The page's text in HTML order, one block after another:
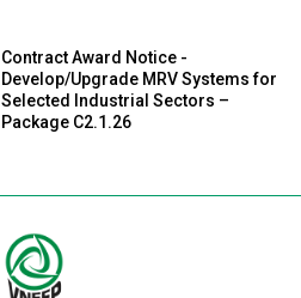
Contract Award Notice -
Develop/Upgrade MRV Systems for
Selected Industrial Sectors –
Package C2.1.26